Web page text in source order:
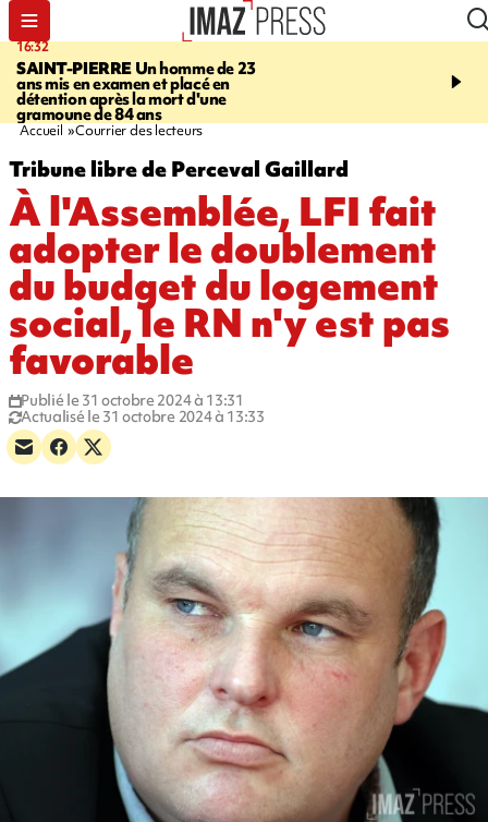
16:32
SAINT-PIERREUn homme de 23
ans mis en examen et placé en
détention après la mort d'une
gramoune de 84 ans
21:08
et Turquie scellent un
Accueil Courrier des lecteurs
Tribune libre de Perceval Gaillard
À l'Assemblée, LFI fait
adopter le doublement
du budget du logement
social, le RN n'y est pas
favorable
Publié le 31 octobre 2024 à 13:31
Actualisé le 31 octobre 2024 à 13:33